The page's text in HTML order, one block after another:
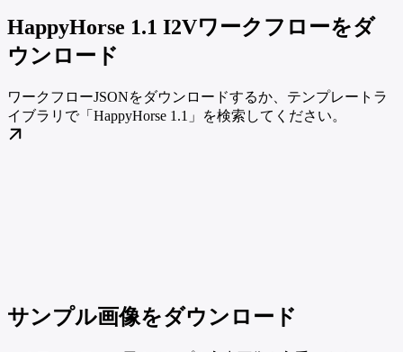
HappyHorse 1.1 I2Vワークフローをダ
ウンロード
ワークフローJSONをダウンロードするか、テンプレートラ
イブラリで「HappyHorse 1.1」を検索してください。
サンプル画像をダウンロード